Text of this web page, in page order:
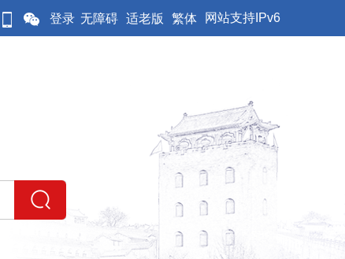
登录 无障碍 适老版 繁体 网站支持IPv6